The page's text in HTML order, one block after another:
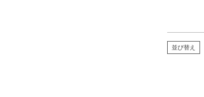
並び替え